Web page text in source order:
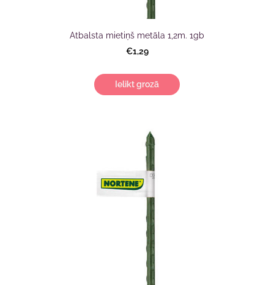
Atbalsta mietiņš metāla 1,2m. 1gb
€1,29
Ielikt grozā